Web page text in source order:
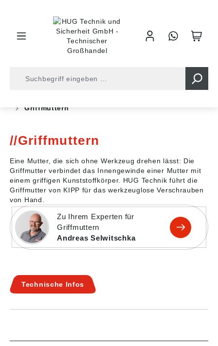
Griffmuttern
Griffmuttern
Eine Mutter, die sich ohne Werkzeug drehen lässt: Die
Griffmutter verbindet das Innengewinde einer Mutter mit
einem griffigen Kunststoffkörper. HUG Technik führt die
Griffmutter von KIPP für das werkzeuglose Verschrauben
von Hand.
Zu Ihrem Experten für
Griffmuttern
Andreas Selwitschka
Technische Infos